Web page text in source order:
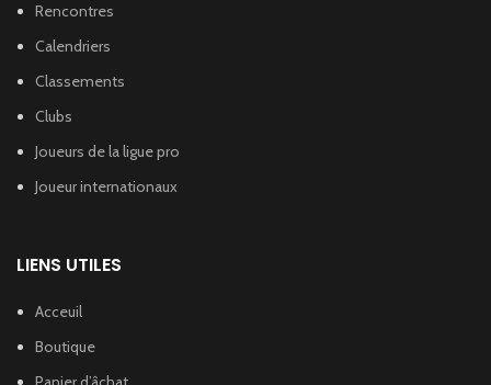
Rencontres
Calendriers
Classements
Clubs
Joueurs de la ligue pro
Joueur internationaux
LIENS UTILES
Acceuil
Boutique